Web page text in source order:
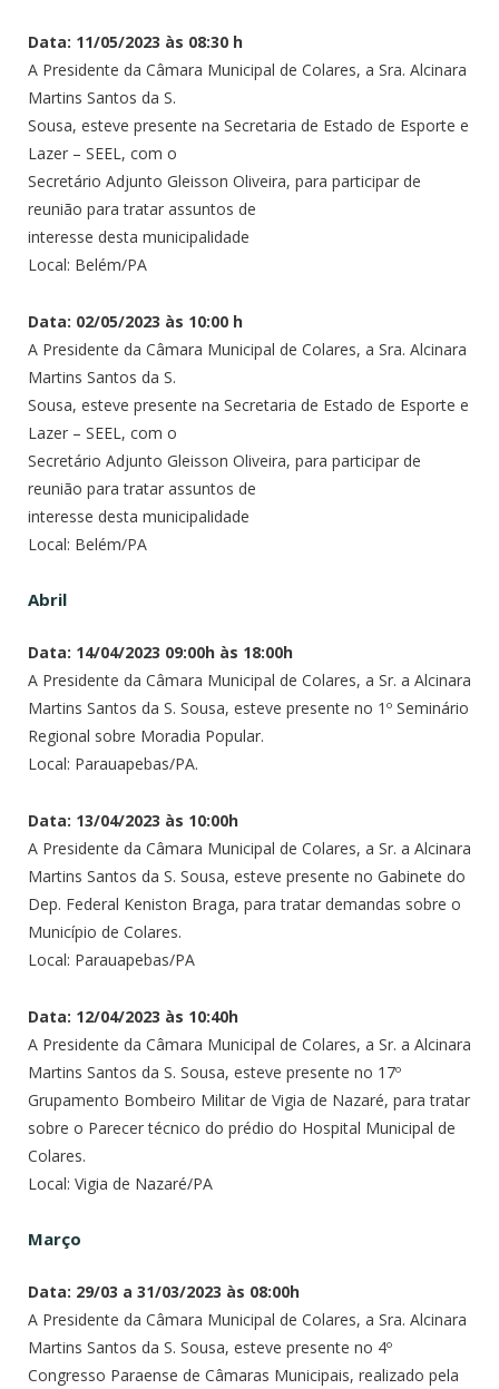
Data: 11/05/2023 às 08:30 h
A Presidente da Câmara Municipal de Colares, a Sra. Alcinara
Martins Santos da S.
Sousa, esteve presente na Secretaria de Estado de Esporte e
Lazer – SEEL, com o
Secretário Adjunto Gleisson Oliveira, para participar de
reunião para tratar assuntos de
interesse desta municipalidade
Local: Belém/PA
Data: 02/05/2023 às 10:00 h
A Presidente da Câmara Municipal de Colares, a Sra. Alcinara
Martins Santos da S.
Sousa, esteve presente na Secretaria de Estado de Esporte e
Lazer – SEEL, com o
Secretário Adjunto Gleisson Oliveira, para participar de
reunião para tratar assuntos de
interesse desta municipalidade
Local: Belém/PA
Abril
Data: 14/04/2023 09:00h às 18:00h
A Presidente da Câmara Municipal de Colares, a Sr. a Alcinara
Martins Santos da S. Sousa, esteve presente no 1º Seminário
Regional sobre Moradia Popular.
Local: Parauapebas/PA.
Data: 13/04/2023 às 10:00h
A Presidente da Câmara Municipal de Colares, a Sr. a Alcinara
Martins Santos da S. Sousa, esteve presente no Gabinete do
Dep. Federal Keniston Braga, para tratar demandas sobre o
Município de Colares.
Local: Parauapebas/PA
Data: 12/04/2023 às 10:40h
A Presidente da Câmara Municipal de Colares, a Sr. a Alcinara
Martins Santos da S. Sousa, esteve presente no 17º
Grupamento Bombeiro Militar de Vigia de Nazaré, para tratar
sobre o Parecer técnico do prédio do Hospital Municipal de
Colares.
Local: Vigia de Nazaré/PA
Março
Data: 29/03 a 31/03/2023 às 08:00h
A Presidente da Câmara Municipal de Colares, a Sra. Alcinara
Martins Santos da S. Sousa, esteve presente no 4º
Congresso Paraense de Câmaras Municipais, realizado pela